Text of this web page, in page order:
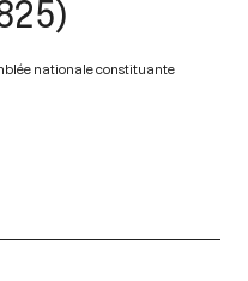
nationale constituante